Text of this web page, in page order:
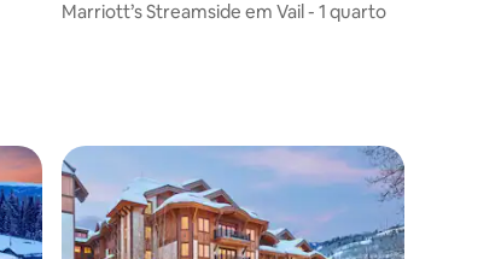
Marriott’s Streamside em Vail - 1 quarto